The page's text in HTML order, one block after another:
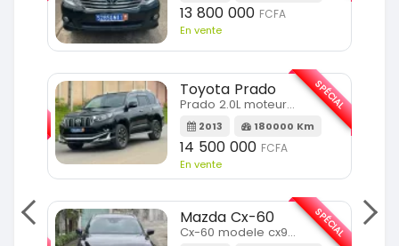
SPÉCIAL
13 800 000 FCFA
En vente
Toyota Prado
Prado 2.0L moteur d4d
2013 180000 Km
14 500 000 FCFA
En vente
SPÉCIAL
Mazda Cx-60
Cx-60 modele cx9 full option SPÉCIAL